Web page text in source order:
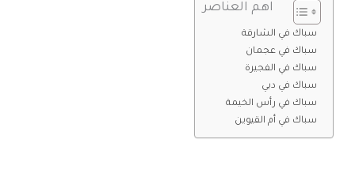
اهم العناصر
سباك في الشارقة
سباك في عجمان
سباك في الفجيرة
سباك في دبي
سباك في رأس الخيمة
سباك في أم القيوين